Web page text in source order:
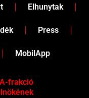
Elhunytak
Press
MobilApp
frakció